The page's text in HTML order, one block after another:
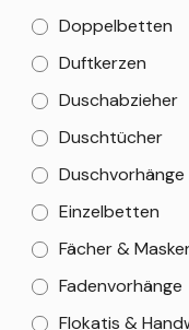
Doppelbetten
Duftkerzen
Duschabzieher
Duschtücher
Duschvorhänge
Einzelbetten
Fächer &
Fadenvorhänge
Flokatis &